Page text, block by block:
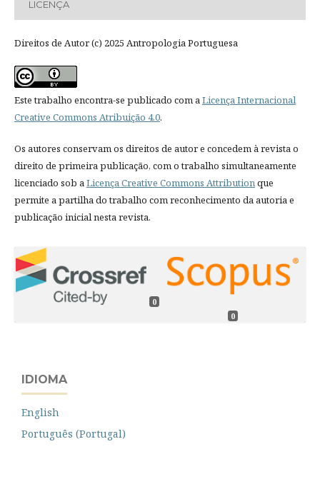
LICENÇA
Direitos de Autor (c) 2025 Antropologia Portuguesa
Este trabalho encontra-se publicado com aLicença Internacional
Creative Commons Atribuição 4.0.
Os autores conservam os direitos de autor e concedem à revista o
direito de primeira publicação, com o trabalho simultaneamente
licenciado sob aLicença Creative Commons Attributionque
permite a partilha do trabalho com reconhecimento da autoria e
publicação inicial nesta revista.
0
0
IDIOMA
English
Português (Portugal)